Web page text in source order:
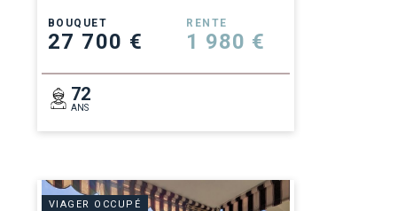
BOUQUET
27 700 €
RENTE
1 980 €
72
ANS
VIAGER OCCUPÉ